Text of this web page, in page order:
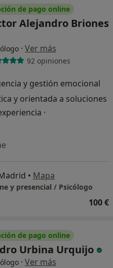
de pago online
Alejandro Briones
· Ver más
92 opiniones
y gestión emocional
y orientada a soluciones
·
• Mapa
y presencial / Psicólogo
100 €
de pago online
Urbina Urquijo
· Ver más